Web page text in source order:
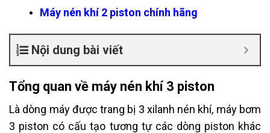
Máy nén khí 2 piston chính hãng
Nội dung bài viết
Tổng quan về máy nén khí 3 piston
Là dòng máy được trang bị 3 xilanh nén khí, máy bơm
3 piston có cấu tạo tương tự các dòng piston khác